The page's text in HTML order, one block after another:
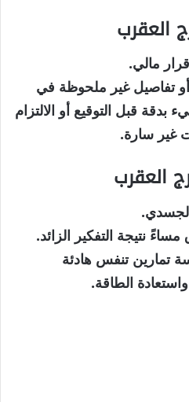
العقرب
مالي.
تفاصيل غير ملحوظة في
بدقة قبل التوقيع أو الالتزام
غير سارة.
العقرب
نتيجة التفكير الزائد.
تمارين تنفس هادئة
الطاقة.